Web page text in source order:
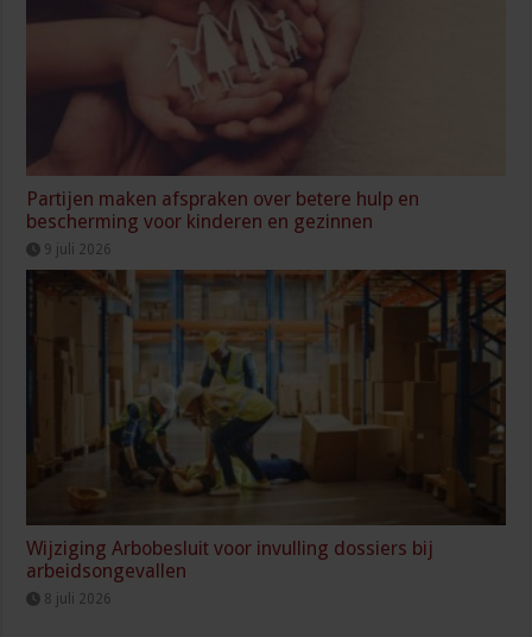
Partijen maken afspraken over betere hulp en
bescherming voor kinderen en gezinnen
9 juli 2026
Wijziging Arbobesluit voor invulling dossiers bij
arbeidsongevallen
8 juli 2026